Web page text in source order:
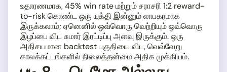
உதாரணமாக, 45% win rate மற்றும் சராசரி 1:2 reward-
to-risk கொண்ட ஒரு யுக்தி இன்னும் லாபகரமாக
இருக்கலாம்; ஏனெனில் ஒவ்வொரு வெற்றியும் ஒவ்வொரு
இழப்பை விட சுமார் இரட்டிப்பு அளவு இருக்கும். ஒரு
அதிசயமான backtest பகுதியை விட, வெவ்வேறு
காலக்கட்டங்களில் நிலைத்தன்மை அதிக முக்கியம்.